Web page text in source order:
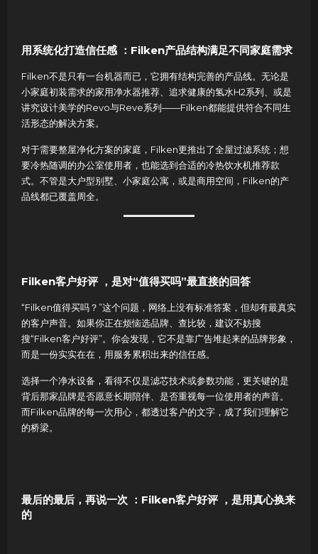
用系统化打造信任感 ：Filken产品结构满足不同家庭需求
Filken不是只有一台机器而已，它拥有结构完善的产品线。无论是
小家庭初装需求的家用净水器推荐、追求健康的氢水H2系列、或是
讲究设计美学的Revo与Reve系列——Filken都能提供符合不同生
活形态的解决方案。
对于需要整屋净化方案的家庭，Filken更推出了全屋过滤系统；想
要冷热随调的办公室使用者，也能选到合适的冷热饮水机推荐款
式。不管是大户型别墅、小家庭公寓，或是商用空间，Filken的产
品线都已覆盖周全。
Filken客户好评 ，是对“值得买吗”最直接的回答
“Filken值得买吗？”这个问题，网络上没有标准答案，但却有最真实
的客户声音。如果你正在烦恼选品牌、查比较，建议不妨搜
搜“Filken客户好评”。你会发现，它不是靠广告堆起来的品牌形象，
而是一份实实在在，用服务累积出来的信任感。
选择一个净水设备，看得不仅是滤芯技术或参数功能，更关键的是
背后那家品牌是否愿意长期陪伴、是否重视每一位使用者的声音。
而Filken品牌的每一次用心，都透过客户的文字，成了我们理解它
的桥梁。
最后的最后，再说一次 ：Filken客户好评 ，是用真心换来
的